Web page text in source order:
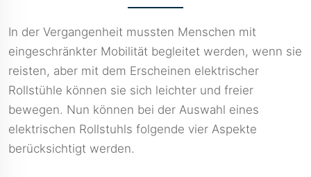
In der Vergangenheit mussten Menschen mit
eingeschränkter Mobilität begleitet werden, wenn sie
reisten, aber mit dem Erscheinen elektrischer
Rollstühle können sie sich leichter und freier
bewegen. Nun können bei der Auswahl eines
elektrischen Rollstuhls folgende vier Aspekte
berücksichtigt werden.